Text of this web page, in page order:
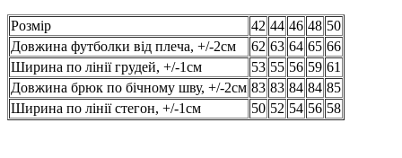
Розмір 42 44 46 48 50
Довжина футболки від плеча, +/-2см
62 63 64 65 66
Ширина по лінії грудей, +/-1см
53 55 56 59 61
Довжина брюк по бічному шву, +/-2см 83 83 84 84 85
Ширина по лінії стегон, +/-1см
50 52 54 56 58